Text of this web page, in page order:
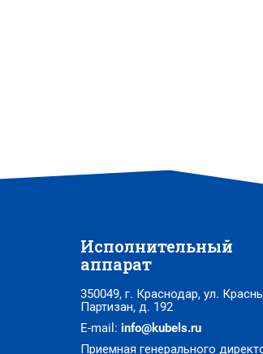
Исполнительный
аппарат
350049, г. Краснодар, ул.
Партизан, д. 192
E-mail:info@kubels.ru
Приемная генерального